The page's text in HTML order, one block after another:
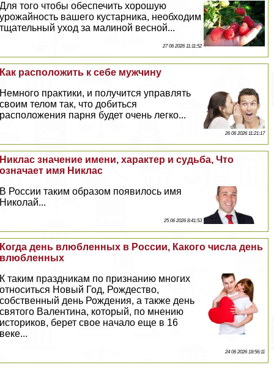
Для того чтобы обеспечить хорошую
урожайность вашего кустарника, необходим
тщательный уход за малиной весной...
27 06 2026 11:11:52
Как расположить к себе мужчину
Немного пpaктики, и получится управлять
своим телом так, что добиться
расположения парня будет очень легко...
26 06 2026 11:21:17
Никлас значение имени, хаpaктер и судьба, Что
означает имя Никлас
В России таким образом появилось имя
Николай...
25 06 2026 8:41:53
Когда день влюбленных в России, Какого числа день
влюбленных
К таким праздникам по признанию многих
относиться Новый Год, Рождество,
собственный день Рождения, а также день
святого Валентина, который, по мнению
историков, берет свое начало еще в 16
веке...
24 06 2026 18:56:11